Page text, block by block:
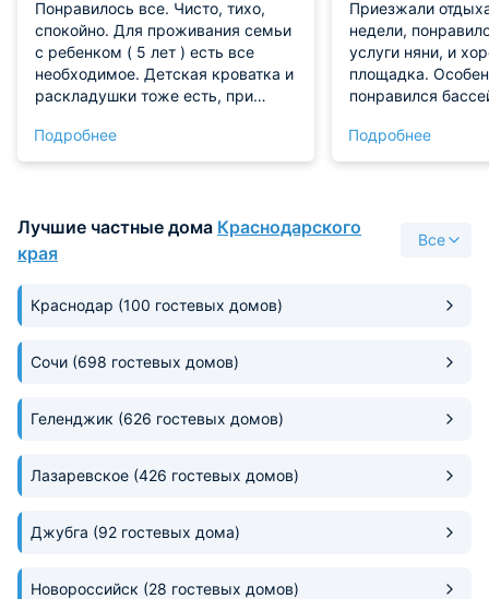
Понравилось все. Чисто, тихо,
спокойно. Для проживания семьи
с ребенком ( 5 лет ) есть все
необходимое. Детская кроватка и
раскладушки тоже есть, при
полотенца - свежие, матрасы -
новые. Вся техника работает без
были на связи и помогали, при
необходимости. Море близко.
Подробнее
Приезжали
недели,
услуги няни, и
площадка.
понравился
понравились,
хочется и самим
просто шикарные)
Подробнее
Лучшие частные дома Краснодарского
края
Все
Краснодар (100 гостевых домов)
Сочи (698 гостевых домов)
Геленджик (626 гостевых домов)
Лазаревское (426 гостевых домов)
Джубга (92 гостевых дома)
Новороссийск (28 гостевых домов)